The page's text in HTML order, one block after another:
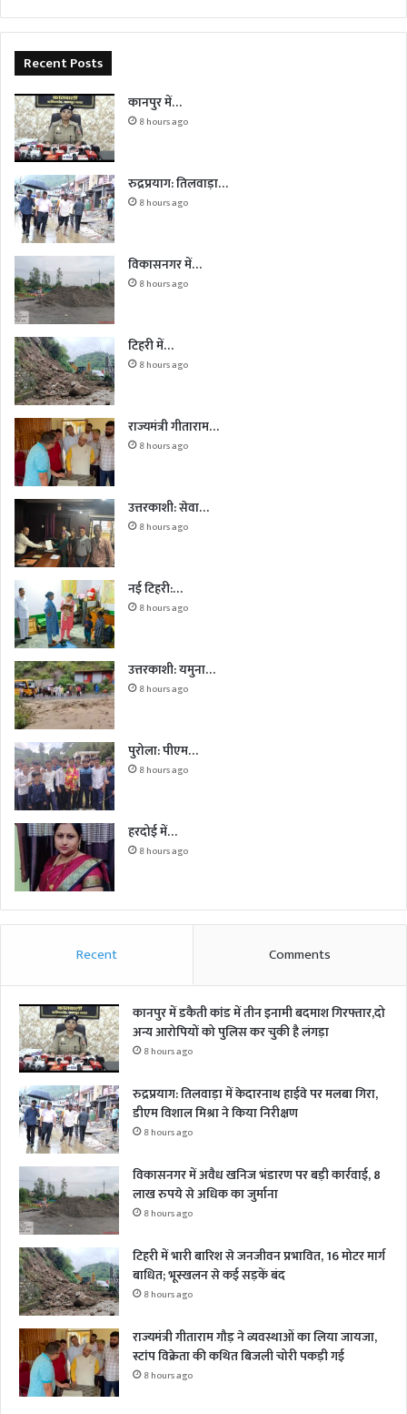
Recent Posts
कानपुर में…
8 hours ago
रुद्रप्रयाग: तिलवाड़ा…
8 hours ago
विकासनगर में…
8 hours ago
टिहरी में…
8 hours ago
राज्यमंत्री गीताराम…
8 hours ago
उत्तरकाशी: सेवा…
8 hours ago
नई टिहरी:…
8 hours ago
उत्तरकाशी: यमुना…
8 hours ago
पुरोला: पीएम…
8 hours ago
हरदोई में…
8 hours ago
Recent Comments
कानपुर में डकैती कांड में तीन इनामी बदमाश गिरफ्तार,दो
अन्य आरोपियों को पुलिस कर चुकी है लंगड़ा
8 hours ago
रुद्रप्रयाग: तिलवाड़ा में केदारनाथ हाईवे पर मलबा गिरा,
डीएम विशाल मिश्रा ने किया निरीक्षण
8 hours ago
विकासनगर में अवैध खनिज भंडारण पर बड़ी कार्रवाई, 8
लाख रुपये से अधिक का जुर्माना
8 hours ago
टिहरी में भारी बारिश से जनजीवन प्रभावित, 16 मोटर मार्ग
बाधित; भूस्खलन से कई सड़कें बंद
8 hours ago
राज्यमंत्री गीताराम गौड़ ने व्यवस्थाओं का लिया जायजा,
स्टांप विक्रेता की कथित बिजली चोरी पकड़ी गई
8 hours ago